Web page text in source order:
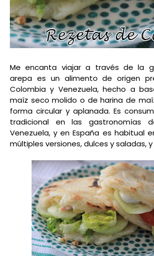
Me encanta viajar a través de la
arepa es un alimento de origen
Colombia y Venezuela,​ hecho a
maíz seco molido o de harina de
forma circular y aplanada. Es
tradicional en las gastronomías
Venezuela, y en España es habitual
múltiples versiones, dulces y saladas,